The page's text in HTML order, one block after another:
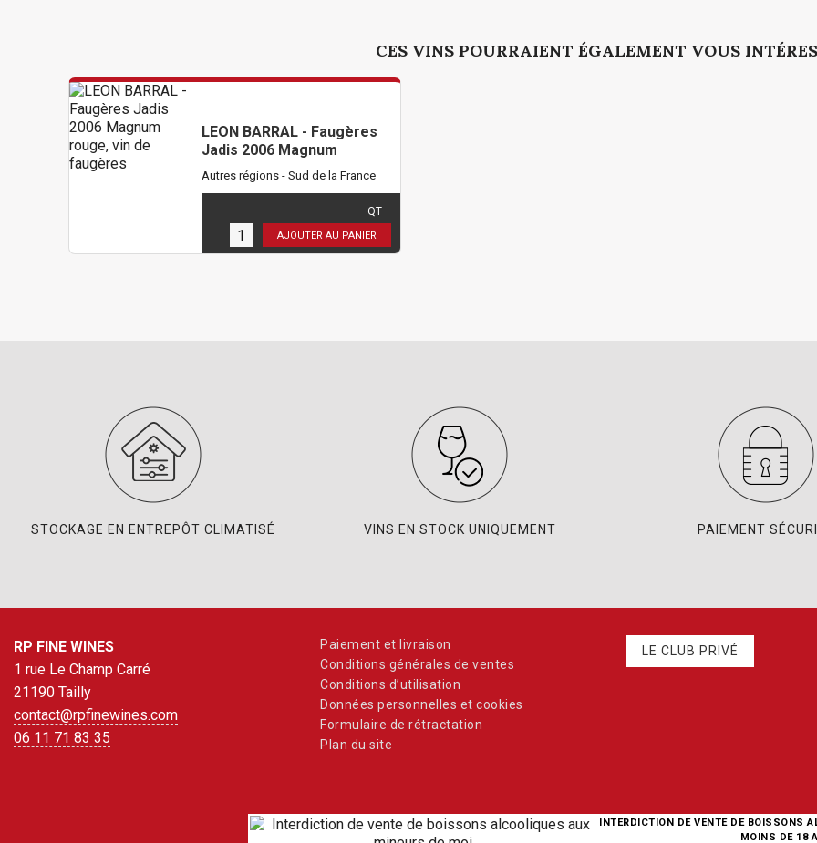
CES VINS POURRAIENT ÉGALEMENT VOUS
LEON BARRAL - Faugères
Jadis 2006 Magnum
Autres régions - Sud de la France
( 75,00 € HT )
en stock
QT
AJOUTER AU PANIER
STOCKAGE EN ENTREPÔT CLIMATISÉ VINS EN STOCK UNIQUEMENT PAIEMENT
RP FINE WINES
1 rue Le Champ Carré
21190 Tailly
contact@rpfinewines.com
06 11 71 83 35
Paiement et livraison
Conditions générales de ventes
Conditions d’utilisation
Données personnelles et cookies
Formulaire de rétractation
Plan du site
LE CLUB PRIVÉ
INTERDICTION DE VENTE DE BOISSONS
MOINS DE 18